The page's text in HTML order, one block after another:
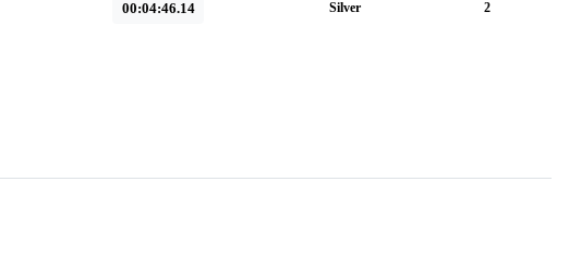
00:04:46.14 Silver 2